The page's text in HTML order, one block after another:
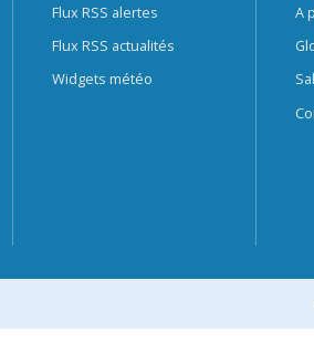
Flux RSS alertes
Flux RSS actualités
Widgets météo
A